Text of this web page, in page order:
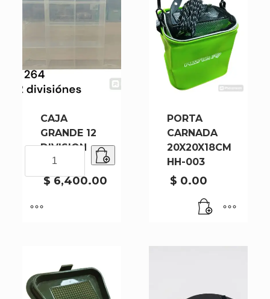
CAJA
GRANDE 12
DIVISION
8X12CM
$6,400.00
GRANDE
12
8X12CM
PORTA
CARNADA
20X20X18CM
HH-003
$ 0.00